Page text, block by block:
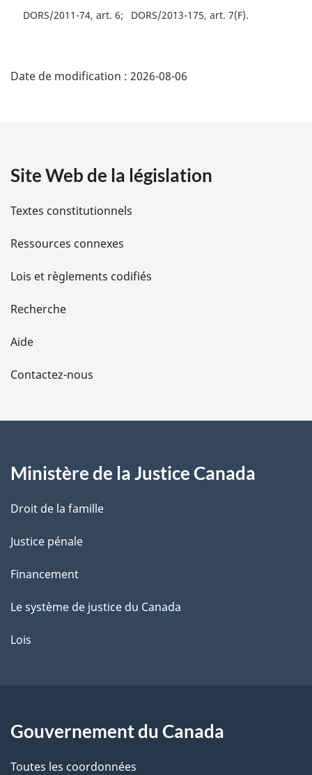
DORS/2011-74, art. 6 DORS/2013-175, art. 7(F)
é
i
l
s
d
e
l
a
e
Date de modification : 2026-08-06
Site Web de la législation
Textes constitutionnels
Ressources connexes
Lois et règlements codifiés
Recherche
Aide
Contactez-nous
Ministère de la Justice Canada
Droit de la famille
Justice pénale
Financement
Le système de justice du Canada
Lois
Gouvernement du Canada
Toutes les coordonnées